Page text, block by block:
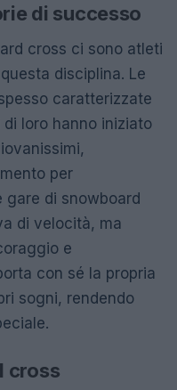
di successo
cross ci sono atleti
disciplina. Le
caratterizzate
loro hanno iniziato
per
gare di snowboard
di velocità, ma
e
con sé la propria
sogni, rendendo
cross